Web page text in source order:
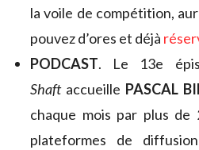
la voile de compétition,
pouvez d’ores et déjà
PODCAST. Le 13e
Shaftaccueille PASCAL
chaque mois par plus
plateformes de